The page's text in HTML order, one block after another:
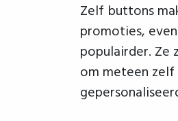
Zelf buttons
promoties,
populairder. Ze
om meteen zelf